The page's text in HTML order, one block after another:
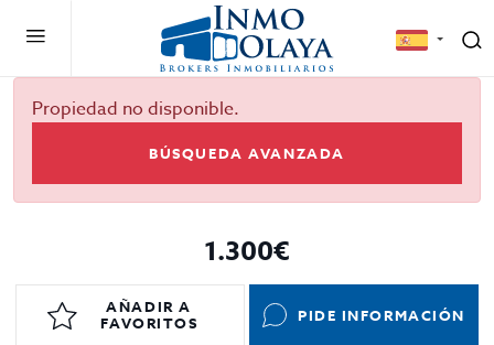
Propiedad no disponible.
BÚSQUEDA AVANZADA
1.300€
AÑADIR A
FAVORITOS
PIDE INFORMACIÓN